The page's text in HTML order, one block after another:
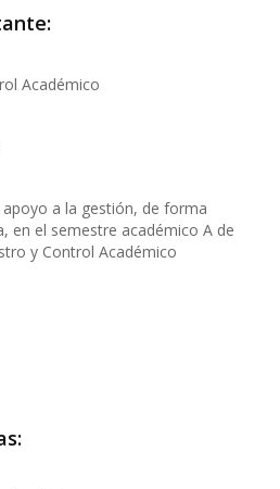
Académico
a la gestión, de forma
en el semestre académico A de
y Control Académico